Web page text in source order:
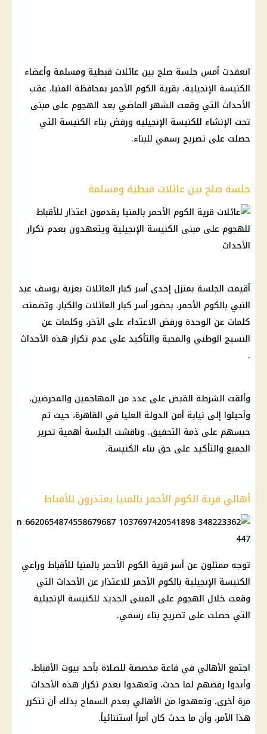
انعقدت أمس جلسة صلح بين عائلات قبطية ومسلمة وأعضاء
الكنيسة الإنجيلية، بقرية الكوم الأحمر بمحافظة المنيا، عقب
الأحداث التي وقعت الشهر الماضي بعد الهجوم على مبنى
تحت الإنشاء للكنيسة الإنجيليه ورفض بناء الكنيسة التي
حصلت على تصريح رسمي للبناء.
جلسة صلح بين عائلات قبطية ومسلمة
أقيمت الجلسة بمنزل إحدى أسر كبار العائلات بعزبة يوسف عبد
النبي بالكوم الأحمر، بحضور أسر كبار العائلات والكبار. وتضمنت
كلمات عن الوحدة ورفض الاعتداء على الآخر، وكلمات عن
النسيج الوطني والمحبة والتأكيد على عدم تكرار هذه الأحداث
.
وألقت الشرطة القبض على عدد من المهاجمين والمحرضين،
وأحيلوا إلى نيابة أمن الدولة العليا في القاهرة، حيث تم
حبسهم على ذمة التحقيق. وناقشت الجلسة أهمية تحرير
الجميع والتأكيد على حق بناء الكنيسة.
أهالي قرية الكوم الأحمر بالمنيا يعتذرون للأقباط
توجه ممثلون عن أسر قرية الكوم الأحمر بالمنيا للأقباط وراعي
الكنيسة الإنجيلية بالكوم الأحمر للاعتذار عن الأحداث التي
وقعت خلال الهجوم على المبنى الجديد للكنيسة الإنجيلية
التي حصلت على تصريح بناء رسمي.
اجتمع الأهالي في قاعة مخصصة للصلاة بأحد بيوت الأقباط،
وأبدوا رفضهم لما حدث، وتعهدوا بعدم تكرار هذه الأحداث
مرة أخرى، وتعهدوا من الأهالي بعدم السماح بذلك أن تتكرر
هذا الأمر، وأن ما حدث كان أمراً استثنائياً.